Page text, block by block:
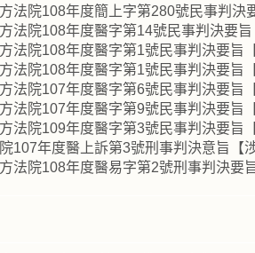
法院108年度簡上字第280號民事判決
法院108年度醫字第14號民事判決要
法院108年度醫字第1號民事判決要旨
法院108年度醫字第1號民事判決要旨
法院107年度醫字第6號民事判決要旨
法院107年度醫字第9號民事判決要旨
法院109年度醫字第3號民事判決要旨
107年度醫上訴第3號刑事判決意旨【
法院108年度醫易字第2號刑事判決要